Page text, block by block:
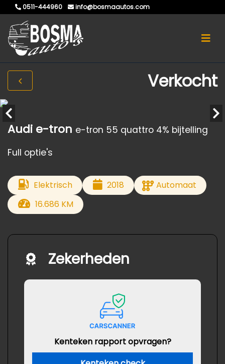
0511-444960 info@bosmaautos.com
Verkocht
Audi e-tron e-tron 55 quattro 4% bijtelling
Full optie's
Elektrisch 2018
Automaat
16.686 KM
Zekerheden
Kenteken rapport opvragen?